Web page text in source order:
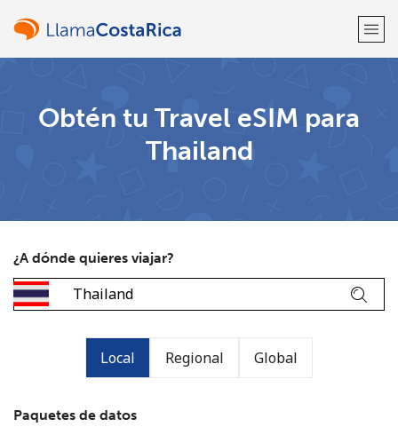
¿Ya tienes una cuenta?Inicia sesión →
Obtén tu Travel eSIM para
Thailand
¿A dónde quieres viajar?
Local Regional Global
Paquetes de datos